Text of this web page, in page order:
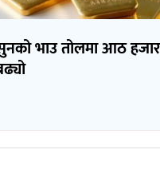
भाउ तोलमा आठ